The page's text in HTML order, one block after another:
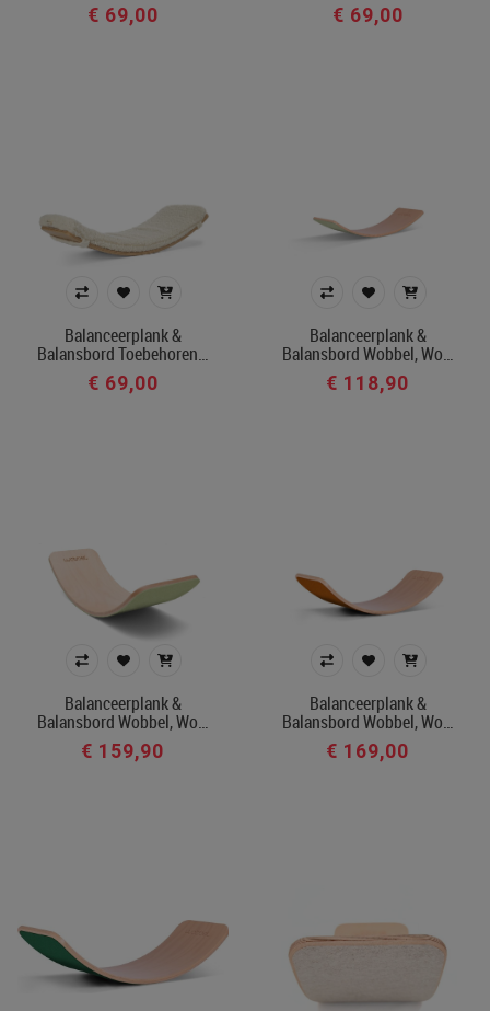
€ 69,00 € 69,00
Balanceerplank &
Balansbord Toebehoren…
€ 69,00
Balanceerplank &
Balansbord Wobbel, Wo…
€ 118,90
Balanceerplank &
Balansbord Wobbel, Wo…
€ 159,90
Balanceerplank &
Balansbord Wobbel, Wo…
€ 169,00